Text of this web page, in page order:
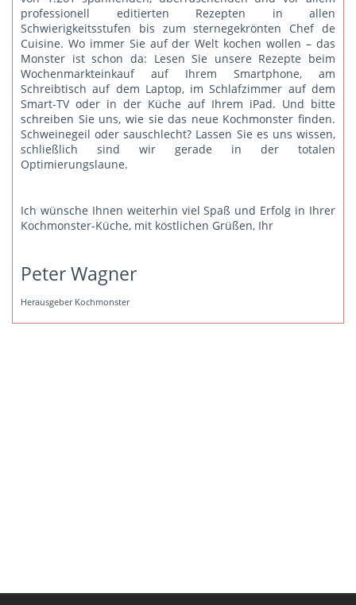
professionell editierten Rezepten in allen
Schwierigkeitsstufen bis zum sternegekrönten Chef de
Cuisine. Wo immer Sie auf der Welt kochen wollen – das
Monster ist schon da: Lesen Sie unsere Rezepte beim
Wochenmarkteinkauf auf Ihrem Smartphone, am
Schreibtisch auf dem Laptop, im Schlafzimmer auf dem
Smart-TV oder in der Küche auf Ihrem iPad. Und bitte
schreiben Sie uns, wie sie das neue Kochmonster finden.
Schweinegeil oder sauschlecht? Lassen Sie es uns wissen,
schließlich sind wir gerade in der totalen
Optimierungslaune.
Ich wünsche Ihnen weiterhin viel Spaß und Erfolg in Ihrer
Kochmonster-Küche, mit köstlichen Grüßen, Ihr
Peter Wagner
Herausgeber Kochmonster